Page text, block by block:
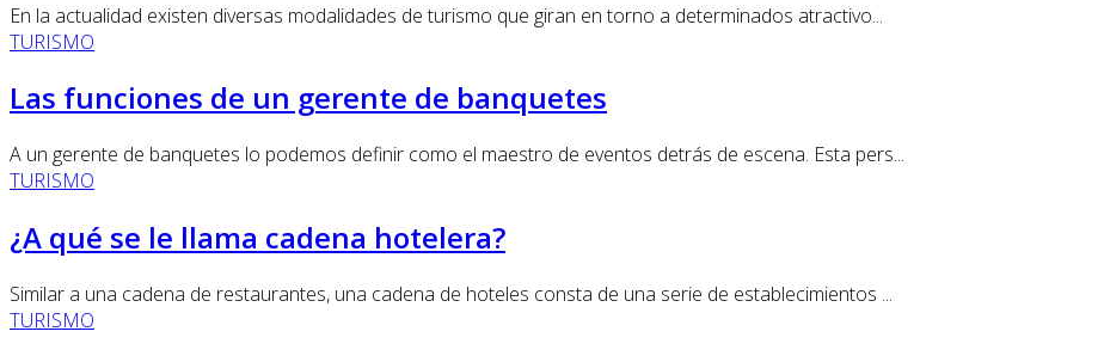
En la actualidad existen diversas modalidades de turismo que giran en torno a determinados atractivo...
TURISMO
Las funciones de un gerente de banquetes
A un gerente de banquetes lo podemos definir como el maestro de eventos detrás de escena. Esta pers...
TURISMO
¿A qué se le llama cadena hotelera?
Similar a una cadena de restaurantes, una cadena de hoteles consta de una serie de establecimientos ...
TURISMO